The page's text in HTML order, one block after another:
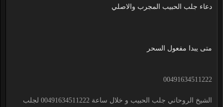
دعاء جلب الحبيب المجرب والاصلي
متى يبدا مفعول السحر
00491634511222
الشيخ الروحاني جلب الحبيب و خلال ساعة 00491634511222 لجلب